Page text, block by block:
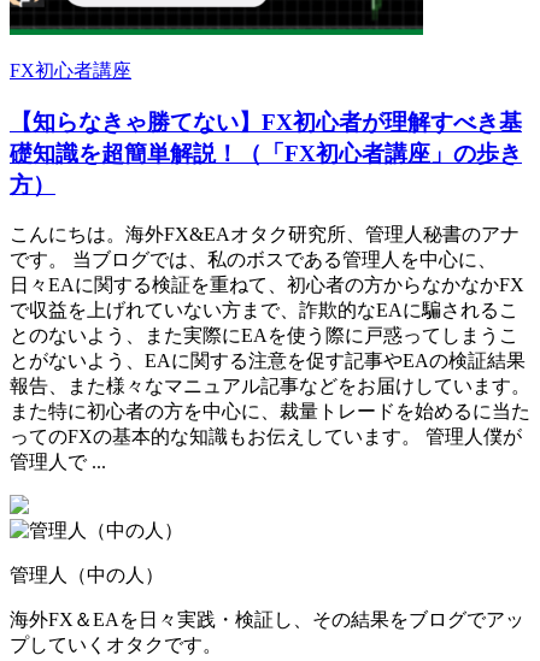
FX初心者講座
【知らなきゃ勝てない】FX初心者が理解すべき基
礎知識を超簡単解説！（「FX初心者講座」の歩き
方）
こんにちは。海外FX&EAオタク研究所、管理人秘書のアナ
です。 当ブログでは、私のボスである管理人を中心に、
日々EAに関する検証を重ねて、初心者の方からなかなかFX
で収益を上げれていない方まで、詐欺的なEAに騙されるこ
とのないよう、また実際にEAを使う際に戸惑ってしまうこ
とがないよう、EAに関する注意を促す記事やEAの検証結果
報告、また様々なマニュアル記事などをお届けしています。
また特に初心者の方を中心に、裁量トレードを始めるに当た
ってのFXの基本的な知識もお伝えしています。 管理人僕が
管理人で ...
管理人（中の人）
海外FX＆EAを日々実践・検証し、その結果をブログでアッ
プしていくオタクです。